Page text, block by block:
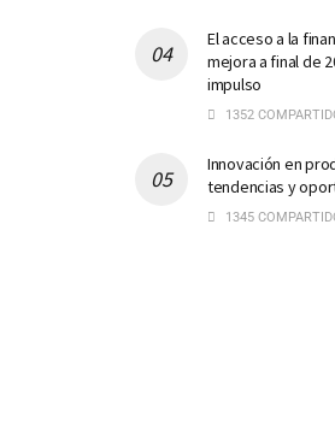
El acceso a la
mejora a final de
impulso
1352
Innovación en
tendencias y
1345